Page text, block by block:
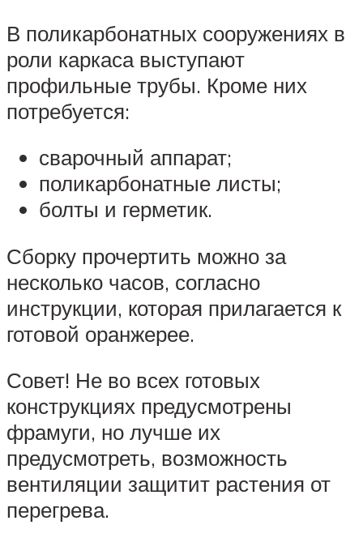
В поликарбонатных сооружениях в
роли каркаса выступают
профильные трубы. Кроме них
потребуется:
сварочный аппарат;
поликарбонатные листы;
болты и герметик.
Сборку прочертить можно за
несколько часов, согласно
инструкции, которая прилагается к
готовой оранжерее.
Совет! Не во всех готовых
конструкциях предусмотрены
фрамуги, но лучше их
предусмотреть, возможность
вентиляции защитит растения от
перегрева.